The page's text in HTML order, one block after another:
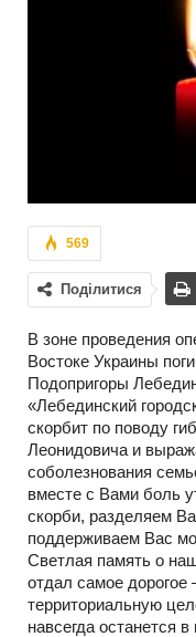
569
Поділитися
В зоне проведения
Востоке Украины
Подопригоры
«Лебединский
скорбит по поводу
Леонидовича и
соболезнования
вместе с Вами боль
скорби, разделяем
поддерживаем Вас
Светлая память о
отдал самое дорогое
территориальную
навсегда останется